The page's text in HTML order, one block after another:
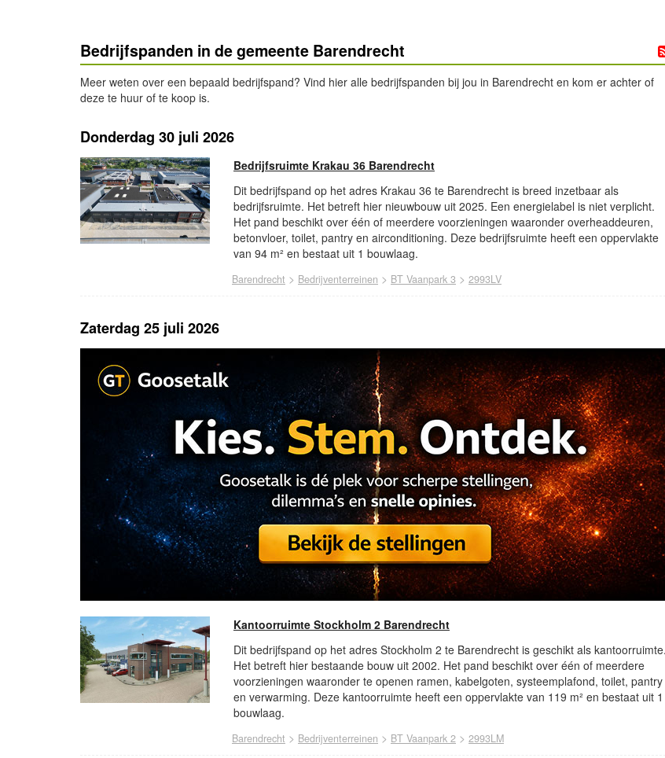
Bedrijfspanden in de gemeente Barendrecht
Meer weten over een bepaald bedrijfspand? Vind hier alle bedrijfspanden bij jou in Barendrecht en kom er achter of
deze te huur of te koop is.
Donderdag 30 juli 2026
Bedrijfsruimte Krakau 36 Barendrecht
Dit bedrijfspand op het adres Krakau 36 te Barendrecht is breed inzetbaar als
bedrijfsruimte. Het betreft hier nieuwbouw uit 2025. Een energielabel is niet verplicht.
Het pand beschikt over één of meerdere voorzieningen waaronder overheaddeuren,
betonvloer, toilet, pantry en airconditioning. Deze bedrijfsruimte heeft een oppervlakte
van 94 m² en bestaat uit 1 bouwlaag.
Barendrecht > Bedrijventerreinen > BT Vaanpark 3 > 2993LV
Zaterdag 25 juli 2026
Kantoorruimte Stockholm 2 Barendrecht
Dit bedrijfspand op het adres Stockholm 2 te Barendrecht is geschikt als kantoorruimte.
Het betreft hier bestaande bouw uit 2002. Het pand beschikt over één of meerdere
voorzieningen waaronder te openen ramen, kabelgoten, systeemplafond, toilet, pantry
en verwarming. Deze kantoorruimte heeft een oppervlakte van 119 m² en bestaat uit 1
bouwlaag.
Barendrecht > Bedrijventerreinen > BT Vaanpark 2 > 2993LM